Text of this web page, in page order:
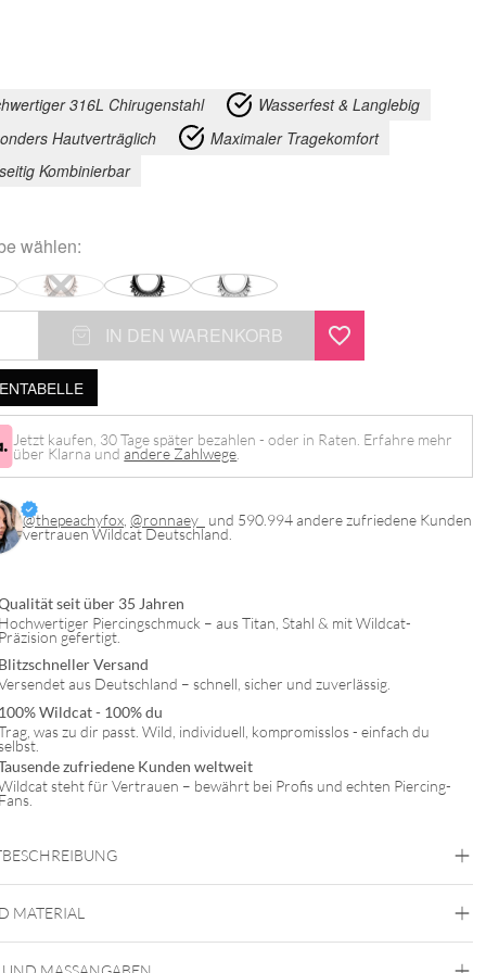
316L Chirugenstahl
Wasserfest & Langlebig
Hautverträglich
Maximaler Tragekomfort
Kombinierbar
wählen:
IN DEN WARENKORB
Jetzt kaufen, 30 Tage später bezahlen - oder in Raten. Erfahre mehr
über Klarna undandere Zahlwege
@thepeachyfox @ronnaey_ und 590.994 andere zufriedene Kunden
vertrauen Wildcat Deutschland.
seit über 35 Jahren
Hochwertiger Piercingschmuck – aus Titan, Stahl & mit Wildcat-
Präzision gefertigt.
Blitzschneller Versand
aus Deutschland – schnell, sicher und zuverlässig.
100% Wildcat - 100% du
was zu dir passt. Wild, individuell, kompromisslos - einfach du
zufriedene Kunden weltweit
steht für Vertrauen – bewährt bei Profis und echten Piercing-
Fans.
MATERIAL